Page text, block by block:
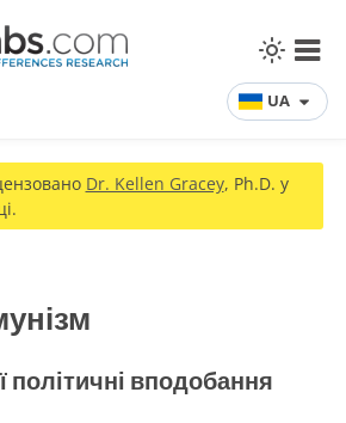
UA
Dr. Kellen Gracey, Ph.D. у
політичні вподобання